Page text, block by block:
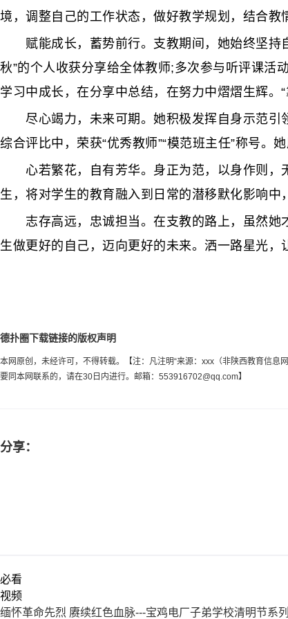
境，调整自己的工作状态，做好教学规划，结合教
赋能成长，蓄势前行。支教期间，她始终坚持自
秋”的个人收获分享给全体教师;多次参与听评课活
学习中成长，在分享中总结，在努力中熠熠生辉。
尽心竭力，未来可期。她积极发挥自身示范引
综合评比中，荣获“优秀教师”“模范班主任”称号。
心若繁花，自有芳华。身正为范，以身作则，
生，将对学生的教育融入到日常的潜移默化影响中
志存高远，忠诚担当。在支教的路上，虽然她
生做更好的自己，迈向更好的未来。洒一路星光
德扑圈下载链接的版权声明
本网原创，未经许可，不得转载。【注：凡注明“来源：xxx（非陕西教育信
要同本网联系的，请在30日内进行。邮箱： 553916702@qq.com】
分享：
必看
视频
缅怀革命先烈 赓续红色血脉---宝鸡电厂子弟学校清明节系